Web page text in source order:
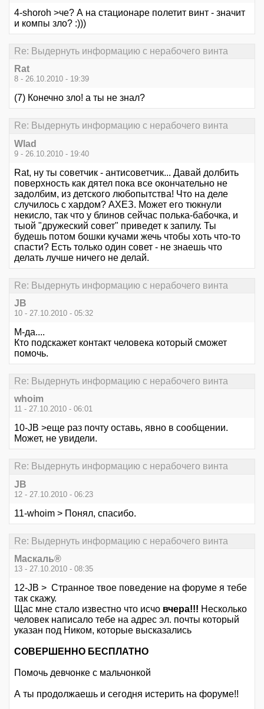
4-shoroh >че? А на стационаре полетит винт - значит
и компы зло? :)))
Re: Выдернуть информацию с нерабочего винта
Rat
8 - 26.10.2010 - 19:39
(7) Конечно зло! а ты не знал?
Re: Выдернуть информацию с нерабочего винта
Wlad
9 - 26.10.2010 - 19:40
Rat, ну ты советчик - антисоветчик... Давай долбить
поверхность как дятел пока все окончательно не
задолбим, из детского любопытства! Что на деле
случилось с хардом? АХЕЗ. Может его тюкнули
некисло, так что у блинов сейчас полька-бабочка, и
тыой "дружеский совет" приведет к запилу. Ты
будешь потом бошки кучами жечь чтобы хоть что-то
спасти? Есть только один совет - не знаешь что
делать лучше ничего не делай.
Re: Выдернуть информацию с нерабочего винта
JB
10 - 27.10.2010 - 05:32
М-да....
Кто подскажет контакт человека который сможет
помочь.
Re: Выдернуть информацию с нерабочего винта
whoim
11 - 27.10.2010 - 06:01
10-JB >еще раз почту оставь, явно в сообщении.
Может, не увидели.
Re: Выдернуть информацию с нерабочего винта
JB
12 - 27.10.2010 - 06:23
11-whoim > Понял, спасибо.
Re: Выдернуть информацию с нерабочего винта
Маскаль®
13 - 27.10.2010 - 08:35
12-JB > Странное твое поведение на форуме я тебе
так скажу.
Щас мне стало известно что исчо вчера!!! Несколько
человек написало тебе на адрес эл. почты который
указан под Ником, которые высказались
СОВЕРШЕННО БЕСПЛАТНО
Помочь девчонке с мальчонкой
А ты продолжаешь и сегодня истерить на форуме!!